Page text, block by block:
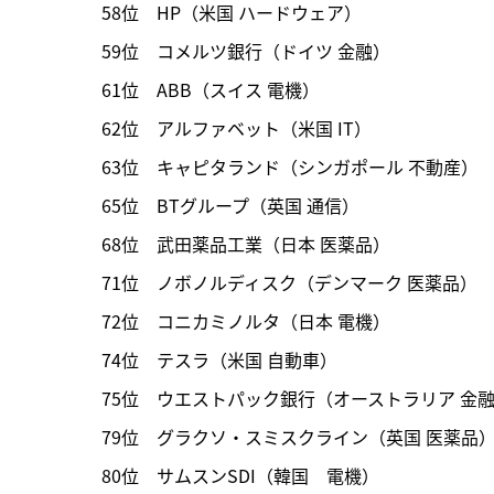
58位　HP（米国 ハードウェア）
59位　コメルツ銀行（ドイツ 金融）
61位　ABB（スイス 電機）
62位　アルファベット（米国 IT）
63位　キャピタランド（シンガポール 不動産）
65位　BTグループ（英国 通信）
68位　武田薬品工業（日本 医薬品）
71位　ノボノルディスク（デンマーク 医薬品）
72位　コニカミノルタ（日本 電機）
74位　テスラ（米国 自動車）
75位　ウエストパック銀行（オーストラリア 金
79位　グラクソ・スミスクライン（英国 医薬品
80位　サムスンSDI（韓国　電機）